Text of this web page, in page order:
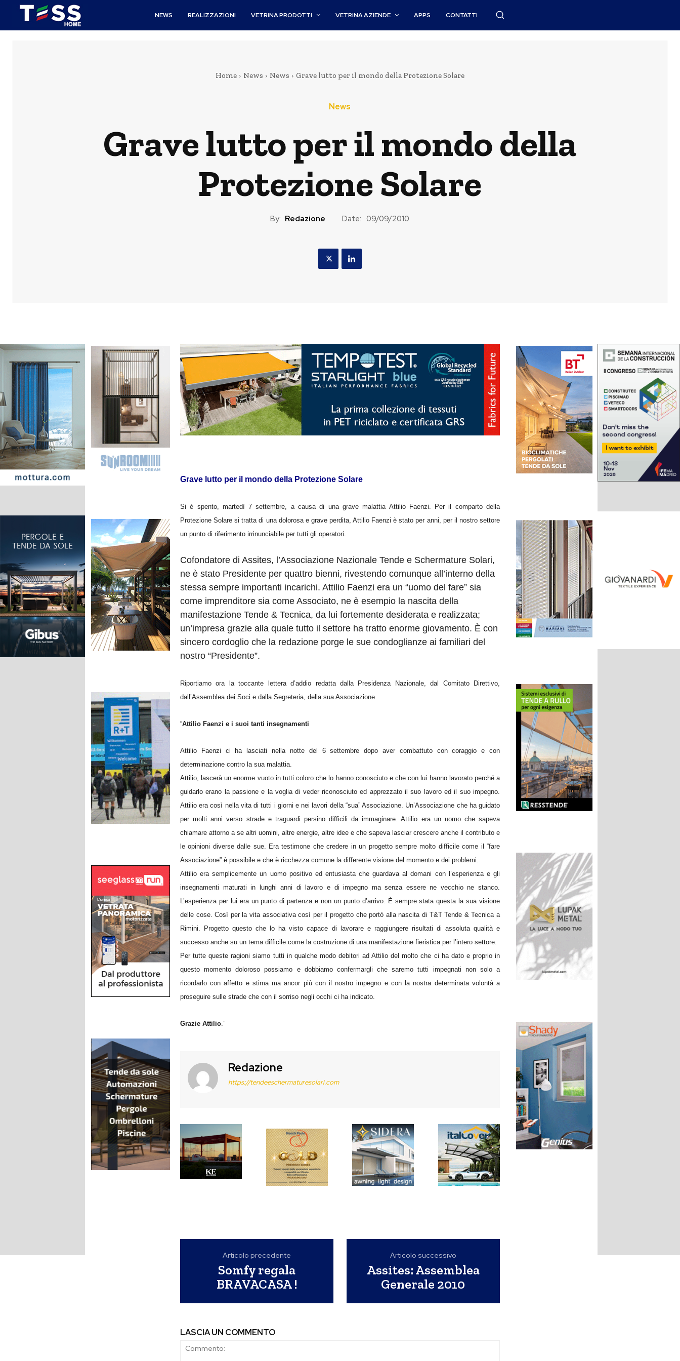
NEWS REALIZZAZIONI VETRINA PRODOTTI VETRINA AZIENDE APPS CONTATTI
Home News News Grave lutto per il mondo della Protezione Solare
News
Grave lutto per il mondo della
Protezione Solare
By: Redazione Date: 09/09/2010
Grave lutto per il mondo della Protezione Solare
Si è spento, martedì 7 settembre, a causa di una grave malattia Attilio Faenzi. Per il comparto della
Protezione Solare si tratta di una dolorosa e grave perdita, Attilio Faenzi è stato per anni, per il nostro settore
un punto di riferimento irrinunciabile per tutti gli operatori.
Cofondatore di Assites, l’Associazione Nazionale Tende e Schermature Solari,
ne è stato Presidente per quattro bienni, rivestendo comunque all’interno della
stessa sempre importanti incarichi. Attilio Faenzi era un “uomo del fare” sia
come imprenditore sia come Associato, ne è esempio la nascita della
manifestazione Tende & Tecnica, da lui fortemente desiderata e realizzata;
un’impresa grazie alla quale tutto il settore ha tratto enorme giovamento. È con
sincero cordoglio che la redazione porge le sue condoglianze ai familiari del
nostro “Presidente”.
Riportiamo ora la toccante lettera d’addio redatta dalla Presidenza Nazionale, dal Comitato Direttivo,
dall’Assemblea dei Soci e dalla Segreteria, della sua Associazione
“Attilio Faenzi e i suoi tanti insegnamenti
Attilio Faenzi ci ha lasciati nella notte del 6 settembre dopo aver combattuto con coraggio e con
determinazione contro la sua malattia.
Attilio, lascerà un enorme vuoto in tutti coloro che lo hanno conosciuto e che con lui hanno lavorato perché a
guidarlo erano la passione e la voglia di veder riconosciuto ed apprezzato il suo lavoro ed il suo impegno.
Attilio era così nella vita di tutti i giorni e nei lavori della “sua” Associazione. Un’Associazione che ha guidato
per molti anni verso strade e traguardi persino difficili da immaginare. Attilio era un uomo che sapeva
chiamare attorno a se altri uomini, altre energie, altre idee e che sapeva lasciar crescere anche il contributo e
le opinioni diverse dalle sue. Era testimone che credere in un progetto sempre molto difficile come il “fare
Associazione” è possibile e che è ricchezza comune la differente visione del momento e dei problemi.
Attilio era semplicemente un uomo positivo ed entusiasta che guardava al domani con l’esperienza e gli
insegnamenti maturati in lunghi anni di lavoro e di impegno ma senza essere ne vecchio ne stanco.
L’esperienza per lui era un punto di partenza e non un punto d’arrivo. È sempre stata questa la sua visione
delle cose. Così per la vita associativa così per il progetto che portò alla nascita di T&T Tende & Tecnica a
Rimini. Progetto questo che lo ha visto capace di lavorare e raggiungere risultati di assoluta qualità e
successo anche su un tema difficile come la costruzione di una manifestazione fieristica per l’intero settore.
Per tutte queste ragioni siamo tutti in qualche modo debitori ad Attilio del molto che ci ha dato e proprio in
questo momento doloroso possiamo e dobbiamo confermargli che saremo tutti impegnati non solo a
ricordarlo con affetto e stima ma ancor più con il nostro impegno e con la nostra determinata volontà a
proseguire sulle strade che con il sorriso negli occhi ci ha indicato.
Grazie Attilio.”
Redazione
https://tendeeschermaturesolari.com
Articolo precedente
Somfy regala
BRAVACASA !
Articolo successivo
Assites: Assemblea
Generale 2010
LASCIA UN COMMENTO